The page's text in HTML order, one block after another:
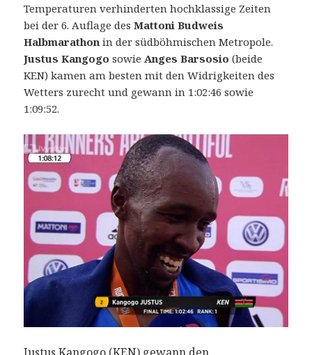
Temperaturen verhinderten hochklassige Zeiten
bei der 6. Auflage desMattoni Budweis
Halbmarathon in der südböhmischen Metropole.
Justus Kangogo sowie Anges Barsosio (beide
KEN) kamen am besten mit den Widrigkeiten des
Wetters zurecht und gewann in 1:02:46 sowie
1:09:52.